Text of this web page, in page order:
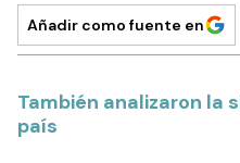
Añadir como fuente en
También analizaron la
país